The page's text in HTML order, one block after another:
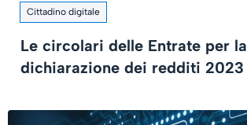
Cittadino digitale
Le circolari delle Entrate per la
dichiarazione dei redditi 2023